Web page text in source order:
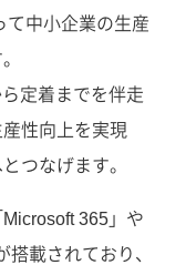
て中小企業の生産
定着までを伴走
性向上を実現
つなげます。
365」や
搭載されており、